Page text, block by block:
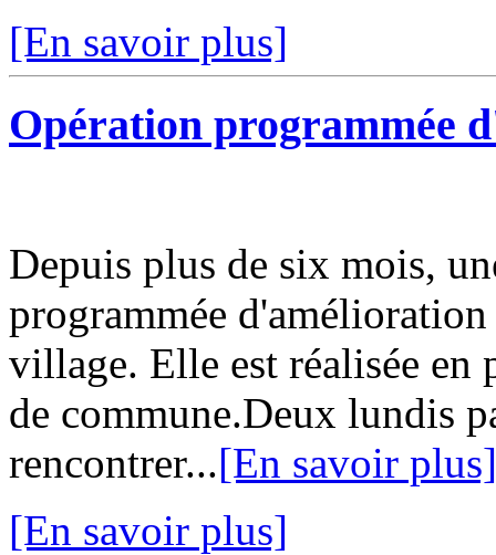
[En savoir plus]
Opération programmée
Depuis plus de six mois,
programmée
village. Elle est réalisée en
de commune.Deux lundis
rencontrer...[En savoir plus]
[En savoir plus]